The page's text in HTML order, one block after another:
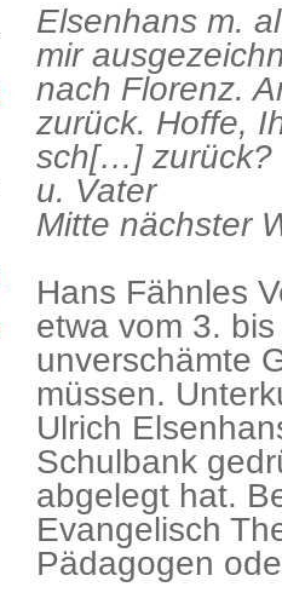
Elsenhans m.
mir
nach Florenz.
zurück. Hoffe,
sch[…]
u. Vater
Mitte nächster
Hans Fähnles
etwa vom 3.
unverschämte
müssen.
Ulrich
Schulbank
abgelegt hat.
Evangelisch
Pädagogen